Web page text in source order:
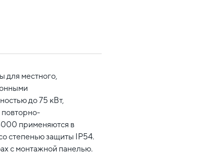
местного,
до 75 кВт,
применяются в
степенью защиты IP54.
с монтажной панелью.